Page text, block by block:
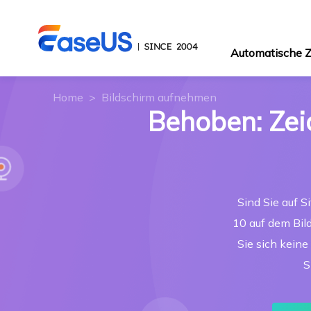
Automatische
Home > Bildschirm aufnehmen
Behoben:
Sind Sie auf
10 auf dem
Sie sich